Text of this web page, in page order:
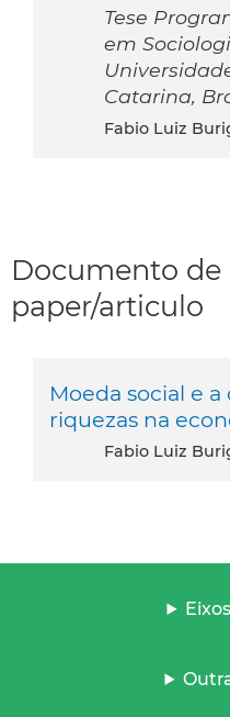
Tese
em
Catarina,
Fabio Luiz
Documento
paper/articulo
Moeda social e
riquezas na
Fabio Luiz